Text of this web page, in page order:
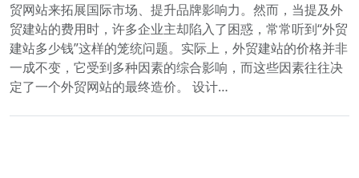
贸网站来拓展国际市场、提升品牌影响力。然而，当提及外
贸建站的费用时，许多企业主却陷入了困惑，常常听到“外贸
建站多少钱”这样的笼统问题。实际上，外贸建站的价格并非
一成不变，它受到多种因素的综合影响，而这些因素往往决
定了一个外贸网站的最终造价。 设计…